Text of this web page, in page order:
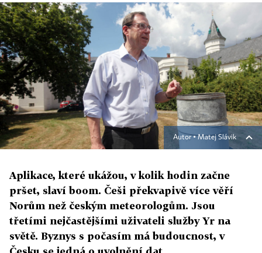
Autor ▪Matej Slávik
Aplikace, které ukážou, v kolik hodin začne
pršet, slaví boom. Češi překvapivě více věří
Norům než českým meteorologům. Jsou
třetími nejčastějšími uživateli služby Yr na
světě. Byznys s počasím má budoucnost, v